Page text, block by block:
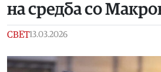
на средба со
СВЕТ13.03.2026